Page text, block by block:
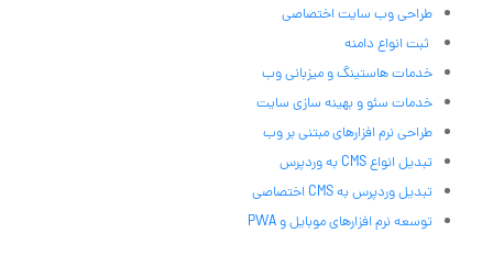
طراحی وب سایت اختصاصی
ثبت انواع دامنه
خدمات هاستینگ و میزبانی وب
خدمات سئو و بهینه سازی سایت
طراحی نرم افزارهای مبتنی بر وب
تبدیل انواع CMS به وردپرس
تبدیل وردپرس به CMS اختصاصی
توسعه نرم افزارهای موبایل و PWA